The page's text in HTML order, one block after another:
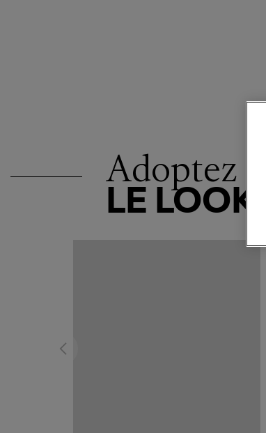
Adoptez
LE LOOK